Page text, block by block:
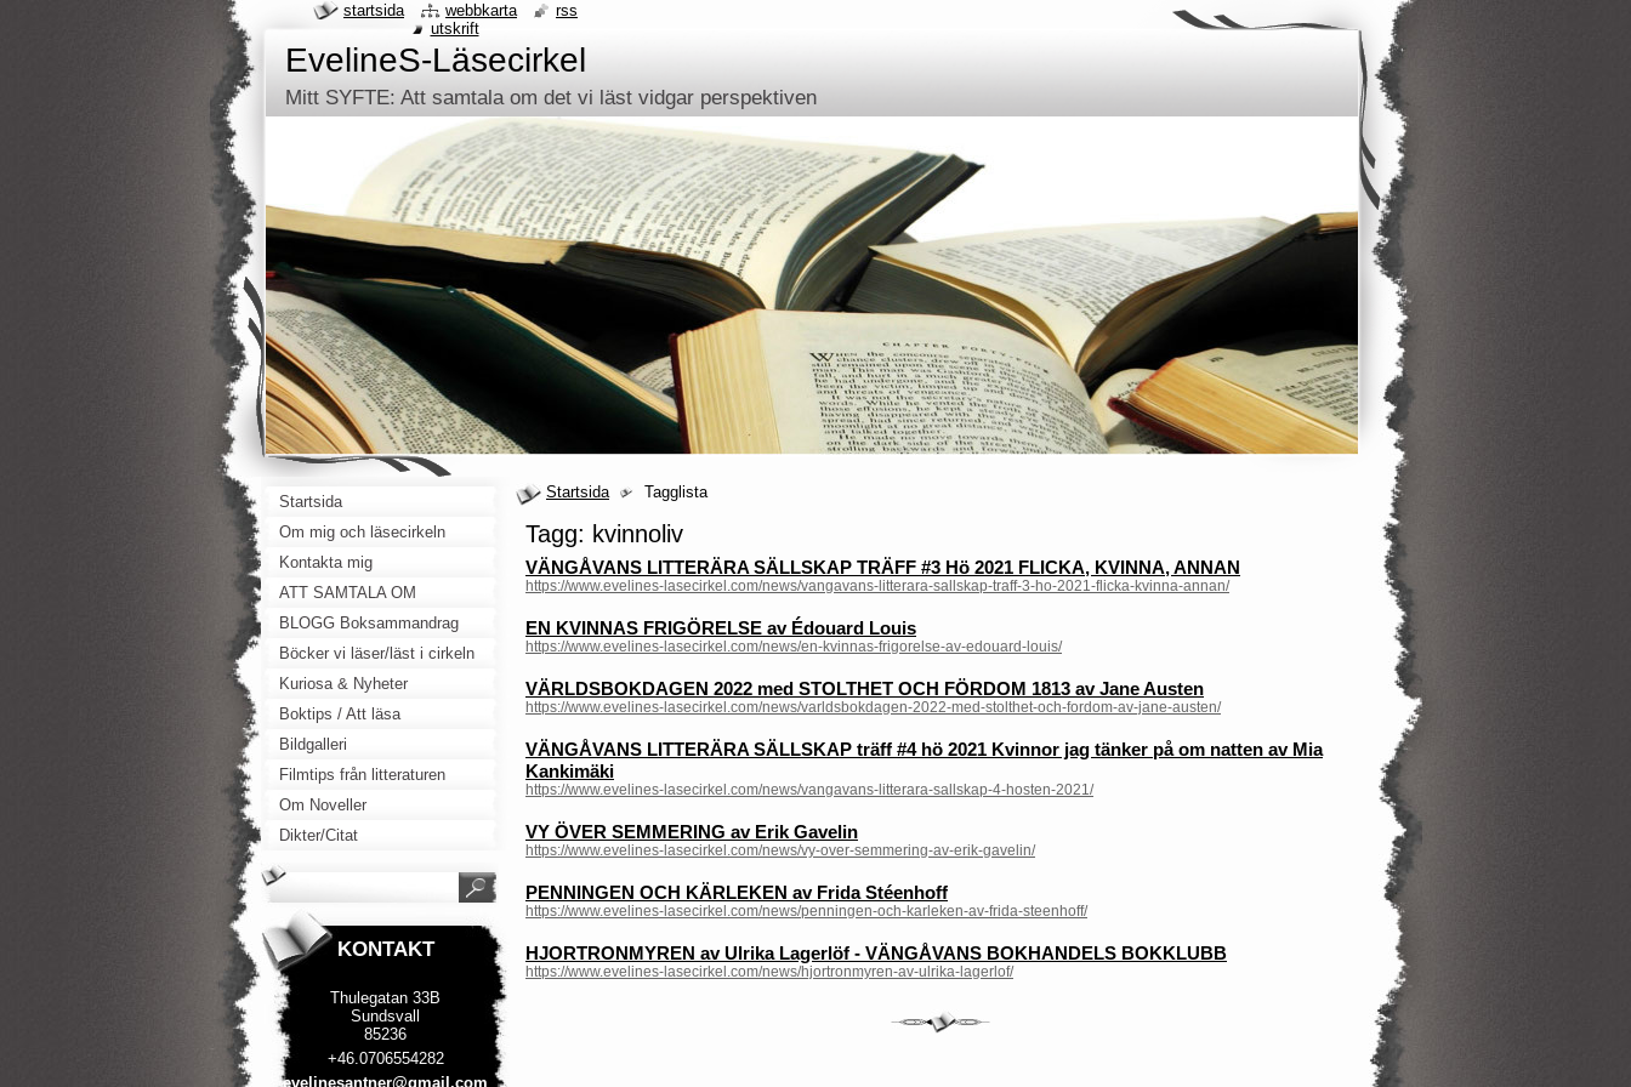
EvelineS-Läsecirkel
Mitt SYFTE: Att samtala om det vi läst vidgar perspektiven
Startsida Tagglista
Tagg: kvinnoliv
VÄNGÅVANS LITTERÄRA SÄLLSKAP TRÄFF #3 Hö 2021 FLICKA, KVINNA, ANNAN
https://www.evelines-lasecirkel.com/news/vangavans-litterara-sallskap-traff-3-ho-2021-flicka-kvinna-annan/
EN KVINNAS FRIGÖRELSE av Édouard Louis
https://www.evelines-lasecirkel.com/news/en-kvinnas-frigorelse-av-edouard-louis/
VÄRLDSBOKDAGEN 2022 med STOLTHET OCH FÖRDOM 1813 av Jane Austen
https://www.evelines-lasecirkel.com/news/varldsbokdagen-2022-med-stolthet-och-fordom-av-jane-austen/
VÄNGÅVANS LITTERÄRA SÄLLSKAP träff #4 hö 2021 Kvinnor jag tänker på om natten av Mia
Kankimäki
https://www.evelines-lasecirkel.com/news/vangavans-litterara-sallskap-4-hosten-2021/
VY ÖVER SEMMERING av Erik Gavelin
https://www.evelines-lasecirkel.com/news/vy-over-semmering-av-erik-gavelin/
PENNINGEN OCH KÄRLEKEN av Frida Stéenhoff
https://www.evelines-lasecirkel.com/news/penningen-och-karleken-av-frida-steenhoff/
HJORTRONMYREN av Ulrika Lagerlöf - VÄNGÅVANS BOKHANDELS BOKKLUBB
https://www.evelines-lasecirkel.com/news/hjortronmyren-av-ulrika-lagerlof/
Startsida
Om mig och läsecirkeln
Kontakta mig
ATT SAMTALA OM
BLOGG Boksammandrag
Böcker vi läser/läst i cirkeln
Kuriosa & Nyheter
Boktips / Att läsa
Bildgalleri
Filmtips från litteraturen
Om Noveller
Dikter/Citat
KONTAKT
Thulegatan 33B
Sundsvall
85236
+46.0706554282
evelinesantner@gmail.com
startsida webbkarta
rss
utskrift